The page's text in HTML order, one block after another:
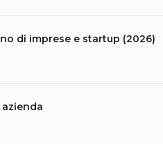
di imprese e startup (2026)